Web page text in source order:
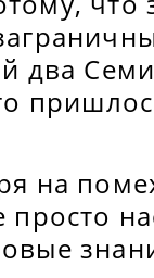
два
на
просто